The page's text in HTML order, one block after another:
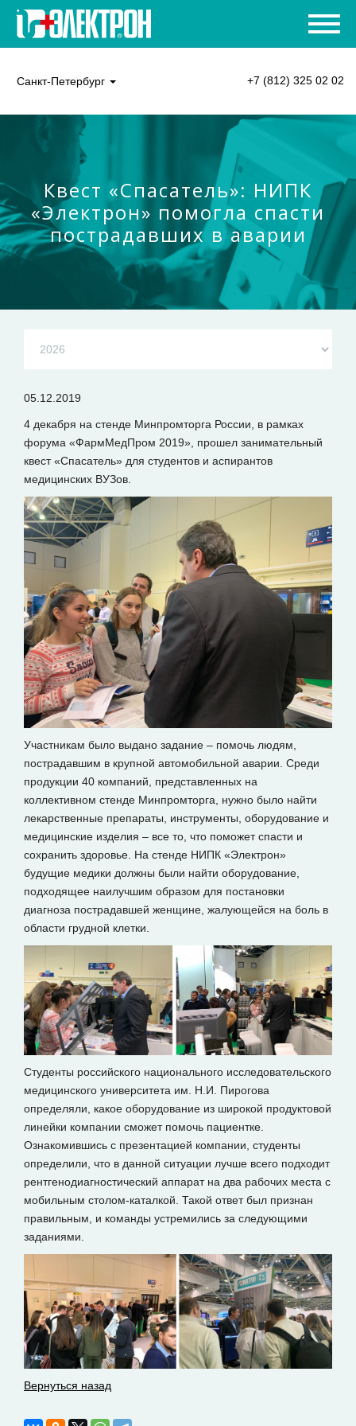
Санкт-Петербург +7 (812) 325 02 02
Квест «Спасатель»: НИПК
«Электрон» помогла спасти
пострадавших в аварии
05.12.2019
4 декабря на стенде Минпромторга России, в рамках
форума «ФармМедПром 2019», прошел занимательный
квест «Спасатель» для студентов и аспирантов
медицинских ВУЗов.
Участникам было выдано задание – помочь людям,
пострадавшим в крупной автомобильной аварии. Среди
продукции 40 компаний, представленных на
коллективном стенде Минпромторга, нужно было найти
лекарственные препараты, инструменты, оборудование и
медицинские изделия – все то, что поможет спасти и
сохранить здоровье. На стенде НИПК «Электрон»
будущие медики должны были найти оборудование,
подходящее наилучшим образом для постановки
диагноза пострадавшей женщине, жалующейся на боль в
области грудной клетки.
Студенты российского национального исследовательского
медицинского университета им. Н.И. Пирогова
определяли, какое оборудование из широкой продуктовой
линейки компании сможет помочь пациентке.
Ознакомившись с презентацией компании, студенты
определили, что в данной ситуации лучше всего подходит
рентгенодиагностический аппарат на два рабочих места с
мобильным столом-каталкой. Такой ответ был признан
правильным, и команды устремились за следующими
заданиями.
Вернуться назад